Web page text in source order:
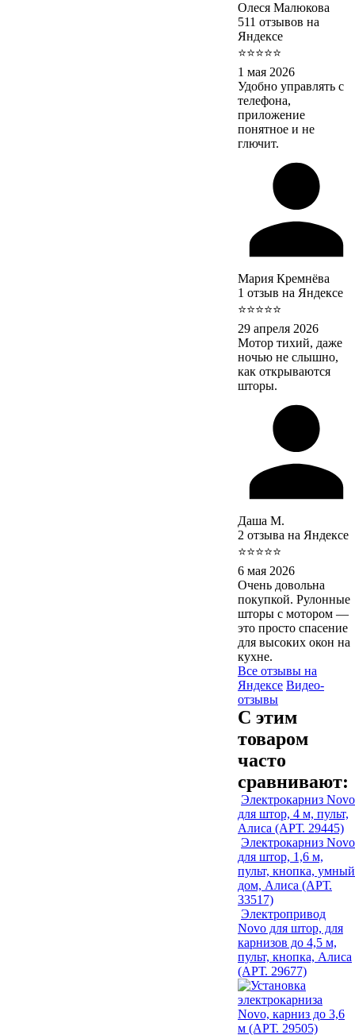
Олеся Малюкова
511 отзывов на
Яндексе
⭐⭐⭐⭐⭐
1 мая 2026
Удобно управлять с
телефона,
приложение
понятное и не
глючит.
Мария Кремнёва
1 отзыв на Яндексе
⭐⭐⭐⭐⭐
29 апреля 2026
Мотор тихий, даже
ночью не слышно,
как открываются
шторы.
Даша М.
2 отзыва на Яндексе
⭐⭐⭐⭐⭐
6 мая 2026
Очень довольна
покупкой. Рулонные
шторы с мотором —
это просто спасение
для высоких окон на
кухне.
Все отзывы на
Яндексе Видео-
отзывы
С этим
товаром
часто
сравнивают:
Электрокарниз Novo
для штор, 4 м, пульт,
Алиса (АРТ. 29445)
Электрокарниз Novo
для штор, 1,6 м,
пульт, кнопка, умный
дом, Алиса (АРТ.
33517)
Электропривод
Novo для штор, для
карнизов до 4,5 м,
пульт, кнопка, Алиса
(АРТ. 29677)